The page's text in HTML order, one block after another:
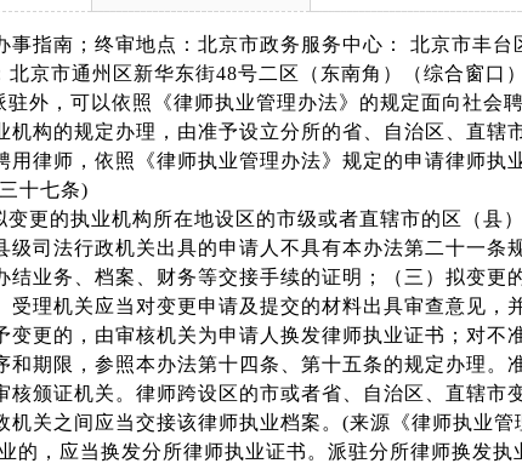
指南；终审地点：北京市政务服务中心： 北京市丰
京市通州区新华东街48号二区（东南角）（综合窗口）
外，可以依照《律师执业管理办法》的规定面向社会
构的规定办理，由准予设立分所的省、自治区、直辖
律师，依照《律师执业管理办法》规定的申请律师执
十七条)
更的执业机构所在地设区的市级或者直辖市的区（县
司法行政机关出具的申请人不具有本办法第二十一条
业务、档案、财务等交接手续的证明；（三）拟变更
理机关应当对变更申请及提交的材料出具审查意见，
变更的，由审核机关为申请人换发律师执业证书；对不
期限，参照本办法第十四条、第十五条的规定办理。
颁证机关。律师跨设区的市或者省、自治区、直辖市
机关之间应当交接该律师执业档案。(来源《律师执业管
的，应当换发分所律师执业证书。派驻分所律师换发执